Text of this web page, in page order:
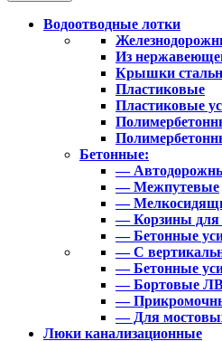
Водоотводные лотки
Из
Крышки
Пластиковые
Пластиковые
Бетонные:
—
— Межпутевые
—
— Корзины для
— Бетонные
— С
— Бетонные
— Бортовые
—
— Для
Люки канализационные